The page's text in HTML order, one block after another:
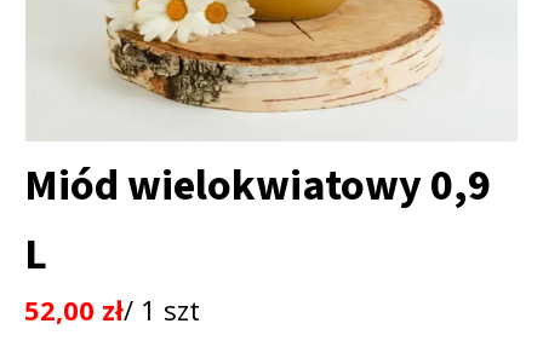
Miód wielokwiatowy 0,9
L
52,00 zł/ 1 szt